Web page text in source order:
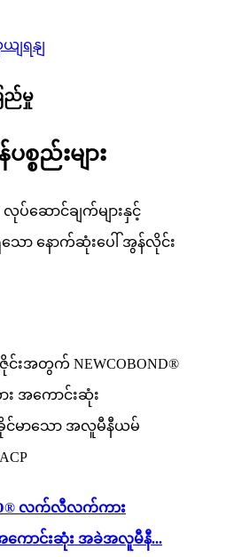
ျရနျ
ည်မှု
စည်းများ
ပ်ဆောင်ချက်များနှင့်
ာ နောက်ဆုံးပေါ် အွန်လိုင်း
လက်လီလက်ကား
ောင်းဆုံး အခဲအလူမီနီ...